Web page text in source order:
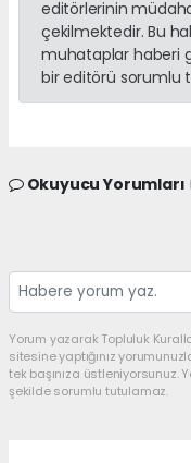
editörlerinin
çekilmektedir. Bu
muhataplar haberi
bir editörü sorumlu
Okuyucu Yorumları
Yorum yazarak Topluluk
sitesine yaptığınız
tek başınıza üstleniyorsunuz.
şekilde sorumlu tutulamaz.